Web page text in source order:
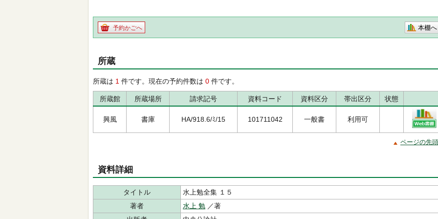
予約かごへ 本棚へ
所蔵
所蔵は 1 件です。現在の予約件数は 0 件です。
所蔵館 所蔵場所 請求記号 資料コード 資料区分 帯出区分 状態
興風 書庫 HA/918.6/ﾐ/15 101711042 一般書 利用可
ページの先
資料詳細
タイトル
水上勉全集 １５
著者
水上 勉 ／著